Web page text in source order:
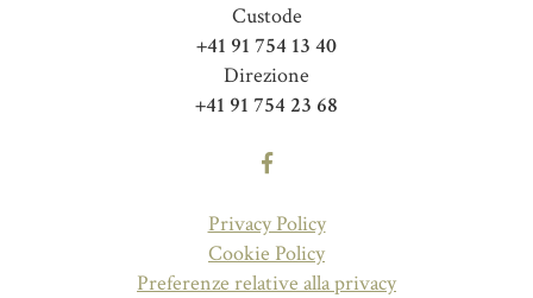
Custode
+41 91 754 13 40
Direzione
+41 91 754 23 68
Privacy Policy
Cookie Policy
Preferenze relative alla privacy